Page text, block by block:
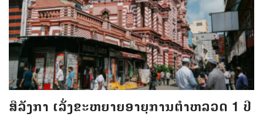
ສີລັງກາ ເລັ່ງຂະຫຍາຍອາຍຸການຕຳຫລວດ 1 ປີ